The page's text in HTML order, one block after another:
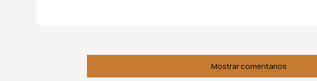
Mostrar comentarios